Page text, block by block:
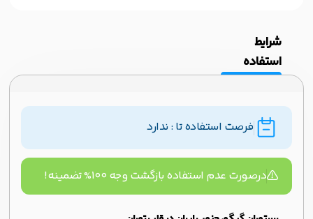
شرایط
استفاده
فرصت استفاده تا : ندارد
درصورت عدم استفاده بازگشت وجه ۱۰۰% تضمینه!